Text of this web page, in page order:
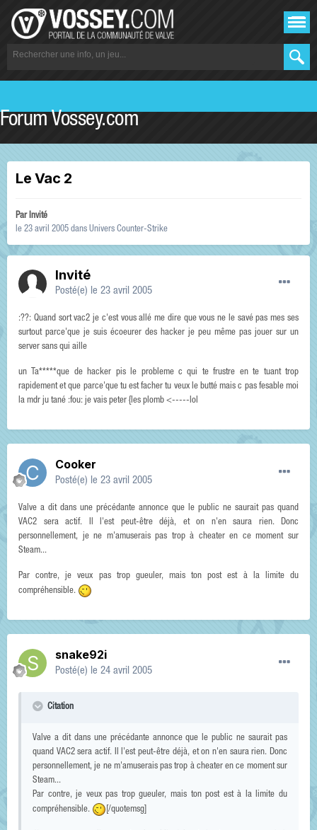
Forum Vossey.com
Le Vac 2
Par Invité
le 23 avril 2005 dans Univers Counter-Strike
Invité
Posté(e) le 23 avril 2005
:??: Quand sort vac2 je c'est vous allé me dire que vous ne le savé pas mes ses
surtout parce'que je suis écoeurer des hacker je peu même pas jouer sur un
server sans qui aille
un Ta*****que de hacker pis le probleme c qui te frustre en te tuant trop
rapidement et que parce'que tu est facher tu veux le butté mais c pas fesable moi
la mdr ju tané :fou: je vais peter {les plomb <-----lol
Cooker
Posté(e) le 23 avril 2005
Valve a dit dans une précédante annonce que le public ne saurait pas quand
VAC2 sera actif. Il l'est peut-être déjà, et on n'en saura rien. Donc
personnellement, je ne m'amuserais pas trop à cheater en ce moment sur
Steam...
Par contre, je veux pas trop gueuler, mais ton post est à la limite du
compréhensible.
snake92i
Posté(e) le 24 avril 2005
Citation
Valve a dit dans une précédante annonce que le public ne saurait pas
quand VAC2 sera actif. Il l'est peut-être déjà, et on n'en saura rien. Donc
personnellement, je ne m'amuserais pas trop à cheater en ce moment sur
Steam...
Par contre, je veux pas trop gueuler, mais ton post est à la limite du
compréhensible.
[/quotemsg]